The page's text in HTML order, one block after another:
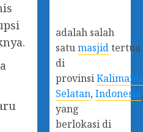
adalah salah
satumasjidtertua
di
provinsi
Selatan,Indonesia
yang
berlokasi di